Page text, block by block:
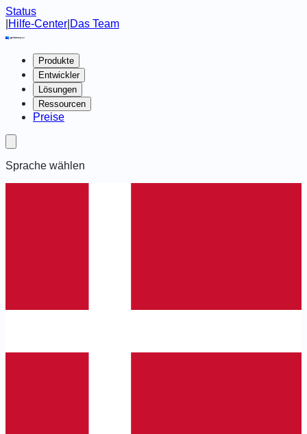
Status
Hilfe-Center Das Team
Produkte
Entwickler
Lösungen
Ressourcen
Preise
Sprache wählen